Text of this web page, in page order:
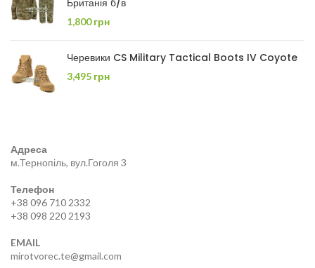
Британія б/в
1,800грн
Черевики CS Military Tactical Boots IV Coyote
3,495 грн
Адреса
м.Тернопіль, вул.Гоголя 3
Телефон
+38 096 710 2332
+38 098 220 2193
EMAIL
mirotvorec.te@gmail.com